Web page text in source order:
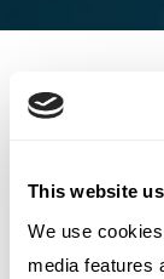
This website
We use
media features